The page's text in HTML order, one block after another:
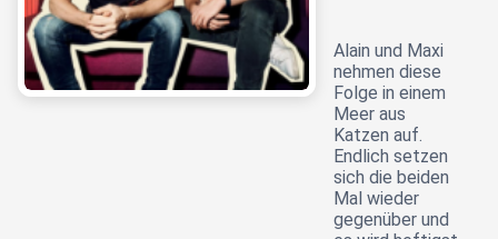
Alain und Maxi
nehmen diese
Folge in einem
Meer aus
Katzen auf.
Endlich setzen
sich die beiden
Mal wieder
gegenüber und